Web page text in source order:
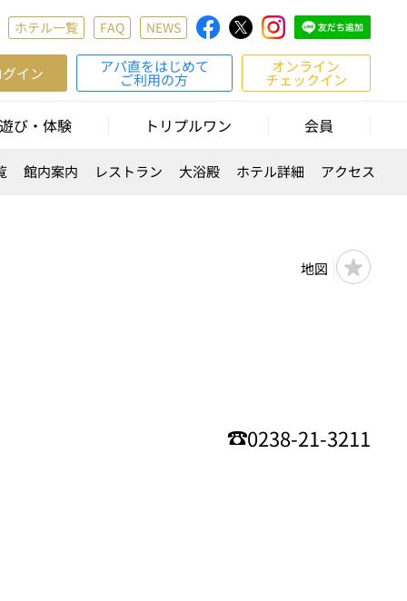
ホテル一覧 FAQ NEWS
イン アパ直をはじめて
ご利用の方
オンライン
チェックイン
遊び・体験 トリプルワン 会員
館内案内 レストラン 大浴殿 ホテル詳細 アクセス
地図
0238-21-3211